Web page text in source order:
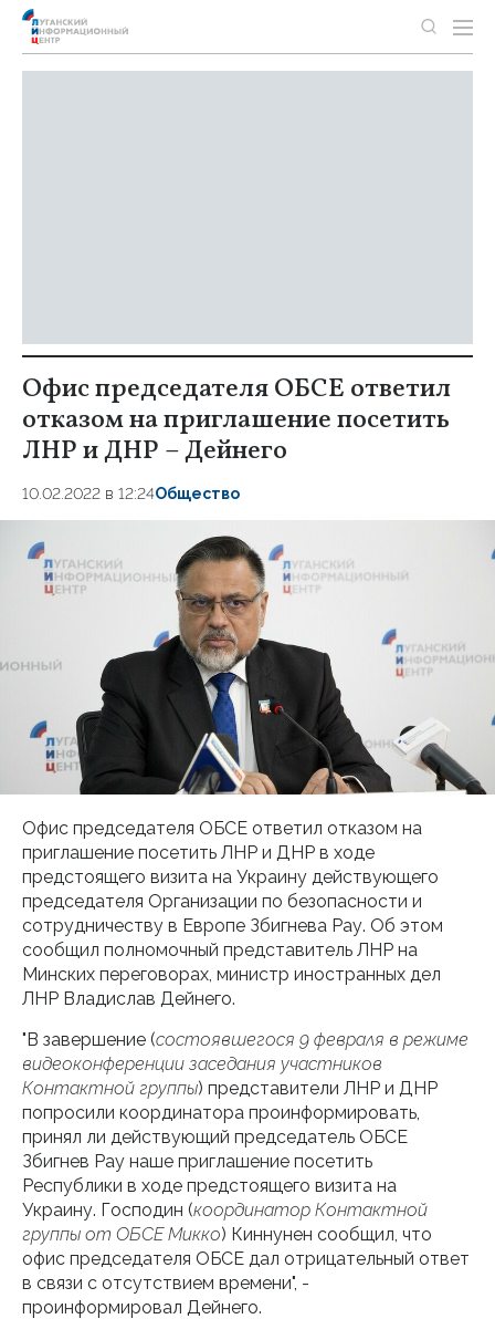
Офис председателя ОБСЕ ответил
отказом на приглашение посетить
ЛНР и ДНР – Дейнего
10.02.2022 в 12:24Общество
Офис председателя ОБСЕ ответил отказом на
приглашение посетить ЛНР и ДНР в ходе
предстоящего визита на Украину действующего
председателя Организации по безопасности и
сотрудничеству в Европе Збигнева Рау. Об этом
сообщил полномочный представитель ЛНР на
Минских переговорах, министр иностранных дел
ЛНР Владислав Дейнего.
"В завершение (состоявшегося 9 февраля в режиме
видеоконференции заседания участников
Контактной группы) представители ЛНР и ДНР
попросили координатора проинформировать,
принял ли действующий председатель ОБСЕ
Збигнев Рау наше приглашение посетить
Республики в ходе предстоящего визита на
Украину. Господин (координатор Контактной
группы от ОБСЕ Микко) Киннунен сообщил, что
офис председателя ОБСЕ дал отрицательный ответ
в связи с отсутствием времени", -
проинформировал Дейнего.